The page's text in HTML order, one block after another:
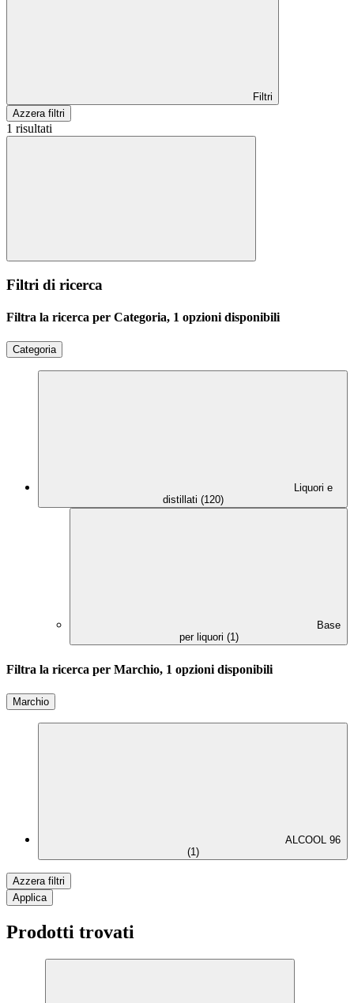
Filtri
Azzera filtri
1 risultati
Filtri di ricerca
Filtra la ricerca per Categoria, 1 opzioni disponibili
Categoria
Liquori e
distillati (120)
Base
per liquori (1)
Filtra la ricerca per Marchio, 1 opzioni disponibili
Marchio
ALCOOL 96
(1)
Azzera filtri
Applica
Prodotti trovati